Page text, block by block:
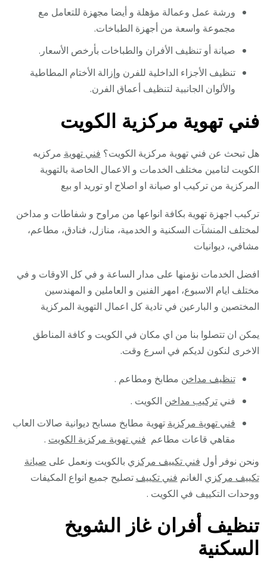
ورشة عمل وعمالة مؤهلة و أيضا مجهزة للتعامل مع
مجموعة واسعة من أجهزة الطباخات.
صيانة أو تنظيف الأفران والطباخات بأرخص الأسعار.
تنظيف الأجزاء الداخلية للفرن وإزالة الأختام المطاطية
والألوان الجانبية لتنظيف أعماق الفرن.
فني تهوية مركزية الكويت
هل تبحث عن فني تهوية مركزية الكويت؟ فني تهوية مركزيه
الكويت لتامين مختلف الخدمات و الاعمال الخاصة بالتهوية
المركزية من تركيب او صيانة او اصلاح او توريد او بيع
تركيب اجهزة تهوية بكافة انواعها من مراوح و شفاطات و مداخن
لمختلف المنشآت السكنية و الخدمية، منازل، فنادق، مطاعم،
مشافي، ديوانيات
افضل الخدمات نؤمنها على مدار الساعة و في كل الاوقات و في
مختلف ايام الاسبوع، امهر الفنين و العاملين و المهندسين
المختصين و البارعين في تادية كل اعمال التهوية المركزية
يمكن ان تتصلوا بنا من اي مكان في الكويت و كافة المناطق
الاخرى لنكون لديكم في اسرع وقت.
تنظيف مداخن مطابخ ومطاعم .
فنيتركيب مداخن الكويت .
فني تهوية مركزية تهوية مطابخ مسابح ديوانية صالات العاب
مقاهي قاعات مطاعم فني تهوية مركزية الكويت .
ونحن نوفر أول فني تكييف مركزي بالكويت ونعمل على صيانة
تكييف مركزي الغانم فني تكييف تصليح جميع انواع المكيفات
ووحدات التكييف في الكويت .
تنظيف أفران غاز الشويخ
السكنية